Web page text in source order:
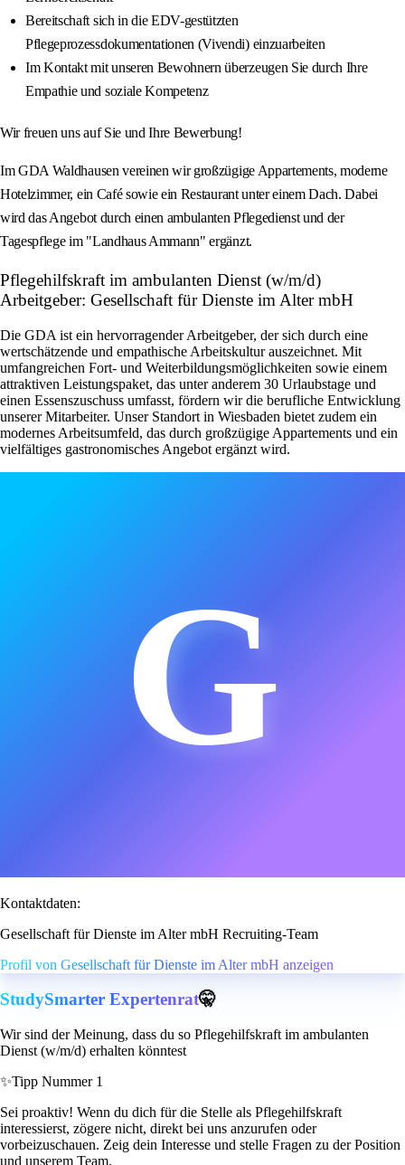
Bereitschaft sich in die EDV-gestützten
Pflegeprozessdokumentationen (Vivendi) einzuarbeiten
Im Kontakt mit unseren Bewohnern überzeugen Sie durch Ihre
Empathie und soziale Kompetenz
Wir freuen uns auf Sie und Ihre Bewerbung!
Im GDA Waldhausen vereinen wir großzügige Appartements, moderne
Hotelzimmer, ein Café sowie ein Restaurant unter einem Dach. Dabei
wird das Angebot durch einen ambulanten Pflegedienst und der
Tagespflege im "Landhaus Ammann" ergänzt.
Pflegehilfskraft im ambulanten Dienst (w/m/d)
Arbeitgeber: Gesellschaft für Dienste im Alter mbH
Die GDA ist ein hervorragender Arbeitgeber, der sich durch eine
wertschätzende und empathische Arbeitskultur auszeichnet. Mit
umfangreichen Fort- und Weiterbildungsmöglichkeiten sowie einem
attraktiven Leistungspaket, das unter anderem 30 Urlaubstage und
einen Essenszuschuss umfasst, fördern wir die berufliche Entwicklung
unserer Mitarbeiter. Unser Standort in Wiesbaden bietet zudem ein
modernes Arbeitsumfeld, das durch großzügige Appartements und ein
vielfältiges gastronomisches Angebot ergänzt wird.
G
Kontaktdaten:
Gesellschaft für Dienste im Alter mbH Recruiting-Team
Profil von Gesellschaft für Dienste im Alter mbH anzeigen
StudySmarter Expertenrat🤫
Wir sind der Meinung, dass du so Pflegehilfskraft im ambulanten
Dienst (w/m/d) erhalten könntest
✨Tipp Nummer 1
Sei proaktiv! Wenn du dich für die Stelle als Pflegehilfskraft
interessierst, zögere nicht, direkt bei uns anzurufen oder
vorbeizuschauen. Zeig dein Interesse und stelle Fragen zu der Position
und unserem Team.